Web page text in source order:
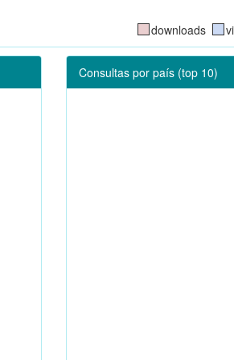
downloads
Consultas por país (top 10)